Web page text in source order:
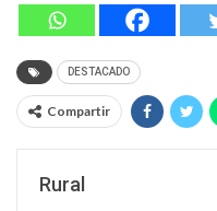
DESTACADO
Compartir
Rural